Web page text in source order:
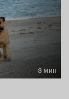
3 мин